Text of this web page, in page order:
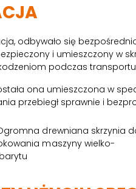
odbywało się
i umieszczony w
podczas
ona umieszczona w
przebiegł sprawnie i